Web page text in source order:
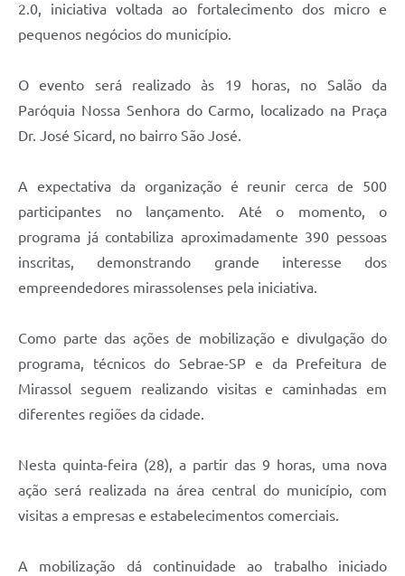
2.0, iniciativa voltada ao fortalecimento dos micro e
pequenos negócios do município.
O evento será realizado às 19 horas, no Salão da
Paróquia Nossa Senhora do Carmo, localizado na Praça
Dr. José Sicard, no bairro São José.
A expectativa da organização é reunir cerca de 500
participantes no lançamento. Até o momento, o
programa já contabiliza aproximadamente 390 pessoas
inscritas, demonstrando grande interesse dos
empreendedores mirassolenses pela iniciativa.
Como parte das ações de mobilização e divulgação do
programa, técnicos do Sebrae-SP e da Prefeitura de
Mirassol seguem realizando visitas e caminhadas em
diferentes regiões da cidade.
Nesta quinta-feira (28), a partir das 9 horas, uma nova
ação será realizada na área central do município, com
visitas a empresas e estabelecimentos comerciais.
A mobilização dá continuidade ao trabalho iniciado